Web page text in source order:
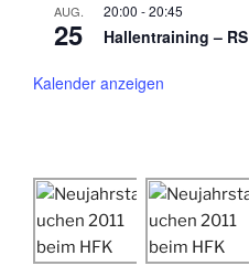
AUG.
25
20:00 -20:45
Hallentraining – RS
Kalender anzeigen